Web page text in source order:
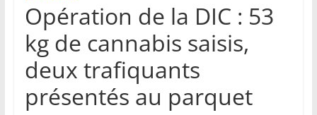
Opération de la DIC : 53
kg de cannabis saisis,
deux trafiquants
présentés au parquet